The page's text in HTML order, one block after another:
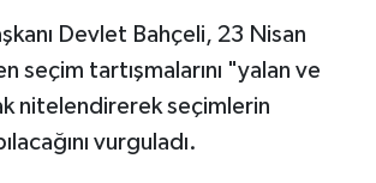
Devlet Bahçeli, 23 Nisan
seçim tartışmalarını "yalan ve
nitelendirerek seçimlerin
vurguladı.